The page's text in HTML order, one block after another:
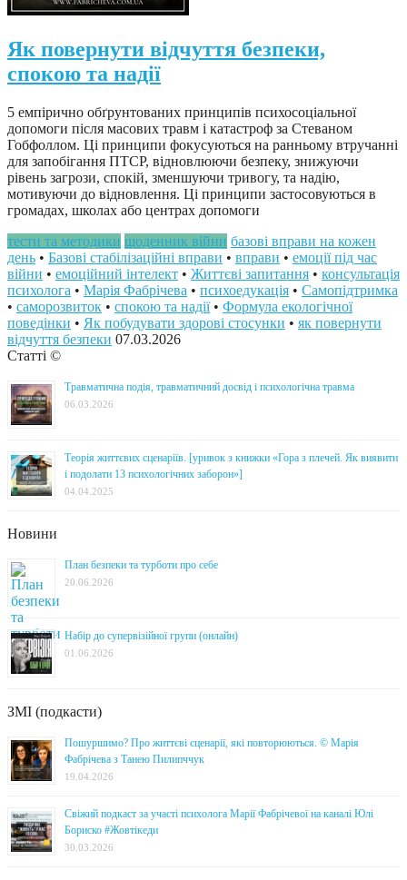
Як повернути відчуття безпеки,
спокою та надії
5 емпірично обґрунтованих принципів психосоціальної
допомоги після масових травм і катастроф за Стеваном
Гобфоллом. Ці принципи фокусуються на ранньому втручанні
для запобігання ПТСР, відновлюючи безпеку, знижуючи
рівень загрози, спокій, зменшуючи тривогу, та надію,
мотивуючи до відновлення. Ці принципи застосовуються в
громадах, школах або центрах допомоги
тести та методики щоденник війни базові вправи на кожен
день • Базові стабілізаційні вправи • вправи • емоції під час
війни • емоційний інтелект • Життєві запитання • консультація
психолога • Марія Фабрічева • психоедукація • Самопідтримка
• саморозвиток • спокою та надії• Формула екологічної
поведінки • Як побудувати здорові стосунки • як повернути
відчуття безпеки 07.03.2026
Статті ©
Травматична подія, травматичний досвід і психологічна травма
06.03.2026
Теорія життєвих сценаріїв. [уривок з книжки «Гора з плечей. Як виявити
і подолати 13 психологічних заборон»]
04.04.2025
Новини
План безпеки та турботи про себе
20.06.2026
Набір до супервізійної групи (онлайн)
01.06.2026
ЗМІ (подкасти)
Пошуршимо? Про життєві сценарії, які повторюються. © Марія
Фабрічева з Танею Пилипччук
19.04.2026
Свіжий подкаст за участі психолога Марії Фабрічевої на каналі Юлі
Бориско #Жовтікеди
30.03.2026